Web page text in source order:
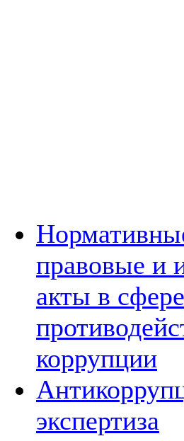
правовые и
акты в сфере
коррупции
экспертиза